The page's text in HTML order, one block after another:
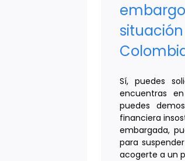
Sí, puedes
encuentras
puedes
financiera
embargada,
para
acogerte a un